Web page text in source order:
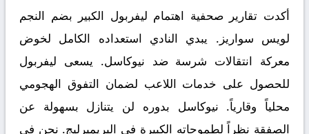
أكدت تقارير صحفية اهتمام ليفربول الكبير بضم النجم
لويس سواريز. يبدي النادي استعداده الكامل لخوض
معركة انتقالات شرسة ضد نيوكاسل. يسعى ليفربول
للحصول على خدمات اللاعب لضمان التفوق الهجومي
محلياً وقارياً. نيوكاسل بدوره لن يتنازل بسهولة عن
الصفقة نظراً لطموحاته الكبيرة في البريميرليج. نحن في